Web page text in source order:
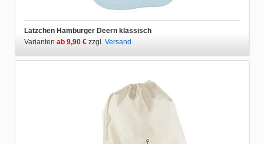
Lätzchen Hamburger Deern klassisch
Varianten ab 9,90 € zzgl. Versand